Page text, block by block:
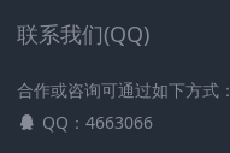
联系我们(QQ)
合作或咨询可通过如下方式：
QQ：4663066